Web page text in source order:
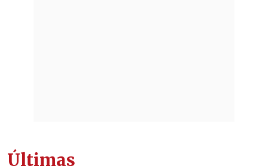
Últimas